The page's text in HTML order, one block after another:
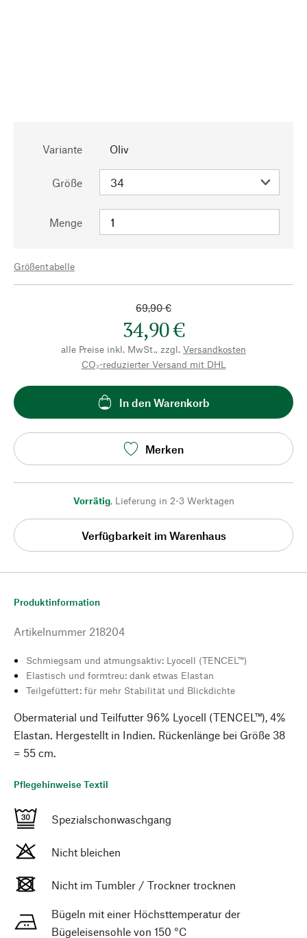
Variante Oliv
Größe
Menge
Größentabelle
69,90 €
34,90 €
alle Preise inkl. MwSt., zzgl. Versandkosten
CO₂-reduzierter Versand mit DHL
In den Warenkorb
Merken
Vorrätig, Lieferung in 2-3 Werktagen
Verfügbarkeit im Warenhaus
Produktinformation
Artikelnummer 218204
Schmiegsam und atmungsaktiv: Lyocell (TENCEL™)
Elastisch und formtreu: dank etwas Elastan
Teilgefüttert: für mehr Stabilität und Blickdichte
Obermaterial und Teilfutter 96% Lyocell (TENCEL™), 4%
Elastan. Hergestellt in Indien. Rückenlänge bei Größe 38
= 55 cm.
Pflegehinweise Textil
Spezialschonwaschgang
Nicht bleichen
Nicht im Tumbler / Trockner trocknen
Bügeln mit einer Höchsttemperatur der
Bügeleisensohle von 150 °C